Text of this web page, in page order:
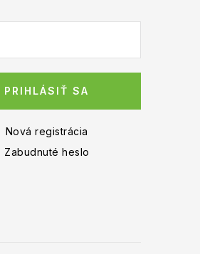
PRIHLÁSIŤ SA
Nová registrácia
Zabudnuté heslo